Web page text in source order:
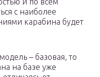
с наиболее
карабина будет
– базовая, то
на базе уже